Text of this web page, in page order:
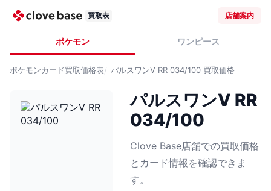
買取表 店舗案内
ポケモン ワンピース
ポケモンカード買取価格表 パルスワンV RR 034/100 買取価格
パルスワンV RR
034/100
Clove Base店舗での買取価格
とカード情報を確認できま
す。